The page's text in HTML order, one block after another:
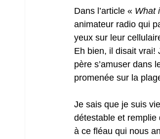
Dans l’article « What
animateur radio qui
yeux sur leur
Eh bien, il disait vrai!
père s’amuser dans
promenée sur la
Je sais que je suis
détestable et remplie
à ce fléau qui nous